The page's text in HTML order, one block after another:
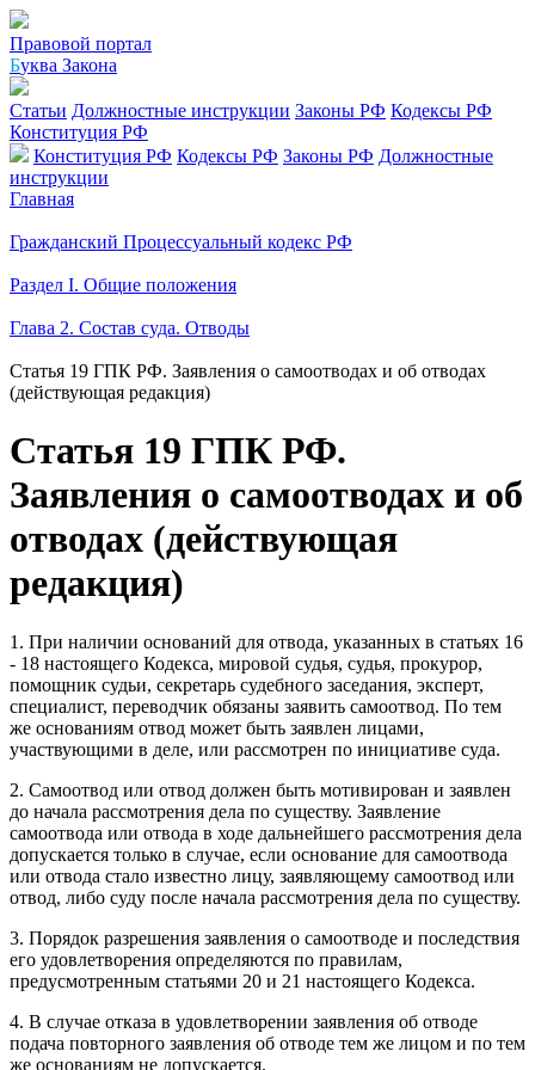
Правовой портал
Буква Закона
Статьи Должностные инструкции Законы РФ Кодексы РФ
Конституция РФ
Конституция РФ Кодексы РФ Законы РФ Должностные
инструкции
Главная
Гражданский Процессуальный кодекс РФ
Раздел I. Общие положения
Глава 2. Состав суда. Отводы
Статья 19 ГПК РФ. Заявления о самоотводах и об отводах
(действующая редакция)
Статья 19 ГПК РФ.
Заявления о самоотводах и об
отводах (действующая
редакция)
1. При наличии оснований для отвода, указанных в статьях 16
- 18 настоящего Кодекса, мировой судья, судья, прокурор,
помощник судьи, секретарь судебного заседания, эксперт,
специалист, переводчик обязаны заявить самоотвод. По тем
же основаниям отвод может быть заявлен лицами,
участвующими в деле, или рассмотрен по инициативе суда.
2. Самоотвод или отвод должен быть мотивирован и заявлен
до начала рассмотрения дела по существу. Заявление
самоотвода или отвода в ходе дальнейшего рассмотрения дела
допускается только в случае, если основание для самоотвода
или отвода стало известно лицу, заявляющему самоотвод или
отвод, либо суду после начала рассмотрения дела по существу.
3. Порядок разрешения заявления о самоотводе и последствия
его удовлетворения определяются по правилам,
предусмотренным статьями 20 и 21 настоящего Кодекса.
4. В случае отказа в удовлетворении заявления об отводе
подача повторного заявления об отводе тем же лицом и по тем
же основаниям не допускается.